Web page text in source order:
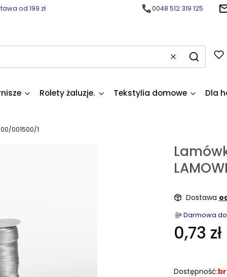
od 199 zł 0048 512 319 125
WyczyśćSzukaj
Rolety żaluzje. Tekstylia domowe Dla
001500/1
Dostawa
Darmowa
0,73 zł
Dostępność: